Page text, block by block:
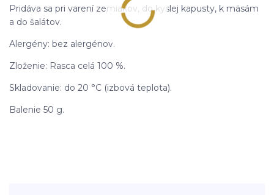
Pridáva sa pri varení zemiakov, do kyslej kapusty, k mäsám
a do šalátov.
Alergény: bez alergénov.
Zloženie: Rasca celá 100 %.
Skladovanie: do 20 °C (izbová teplota).
Balenie 50 g.